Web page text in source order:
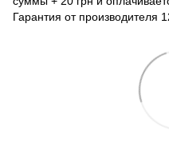
Гарантия от производителя